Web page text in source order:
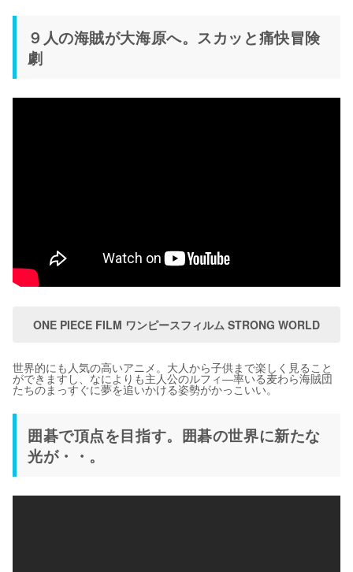
９人の海賊が大海原へ。スカッと痛快冒険
劇
ONE PIECE FILM ワンピースフィルム STRONG WORLD
世界的にも人気の高いアニメ。大人から子供まで楽しく見ること
ができますし、なによりも主人公のルフィ―率いる麦わら海賊団
たちのまっすぐに夢を追いかける姿勢がかっこいい。
囲碁で頂点を目指す。囲碁の世界に新たな
光が・・。